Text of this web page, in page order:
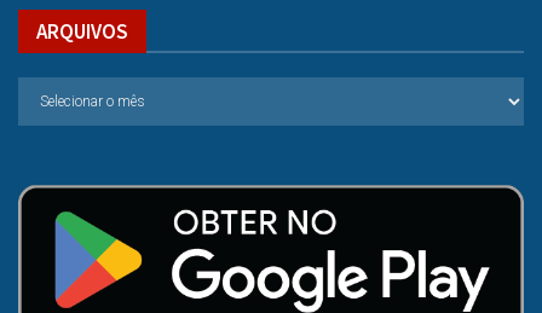
ARQUIVOS